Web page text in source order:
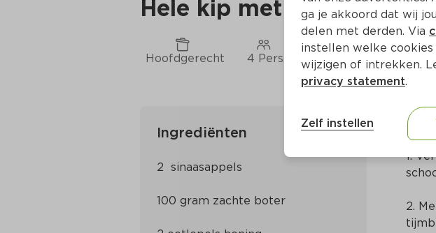
Hele kip met
Hoofdgerecht 4 Pers. Ca. 110 Min Europees
Ingrediënten
1.
2.
ga je akkoord dat wij
delen met derden. Via
instellen welke
wijzigen of intrekken.
privacy statement.
Zelf instellen